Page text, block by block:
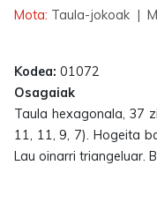
Mota: Taula-jokoak |
Kodea: 01072
Osagaiak
Taula hexagonala, 37
11, 11, 9, 7). Hogeita
Lau oinarri triangeluar.